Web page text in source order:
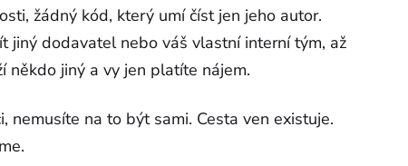
žádný kód, který umí číst jen jeho autor.
jiný dodavatel nebo váš vlastní interní tým, až
někdo jiný a vy jen platíte nájem.
nemusíte na to být sami. Cesta ven existuje.